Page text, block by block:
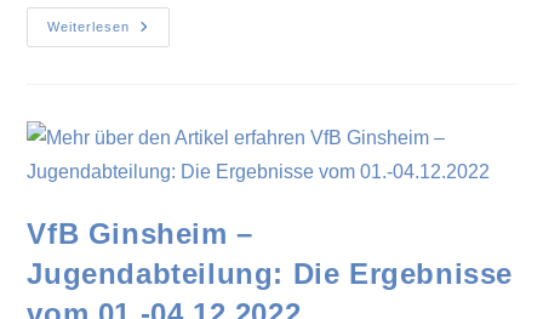
Weiterlesen
VfB Ginsheim –
Jugendabteilung: Die Ergebnisse